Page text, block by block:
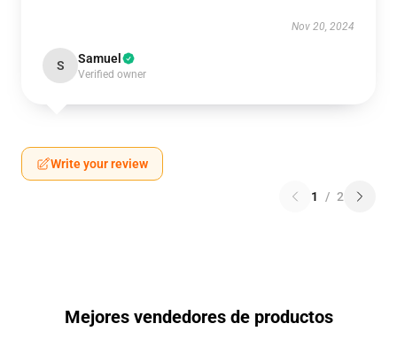
Nov 20, 2024
S Samuel
Verified owner
Write your review
1 / 2
Mejores vendedores de productos